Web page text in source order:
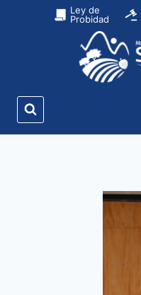
Ley de
Probidad